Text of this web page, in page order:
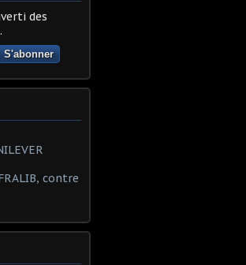
des
contre